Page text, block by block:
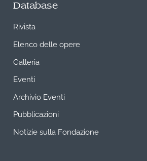
Database
Rivista
Elenco delle opere
Galleria
Eventi
Archivio Eventi
Pubblicazioni
Notizie sulla Fondazione